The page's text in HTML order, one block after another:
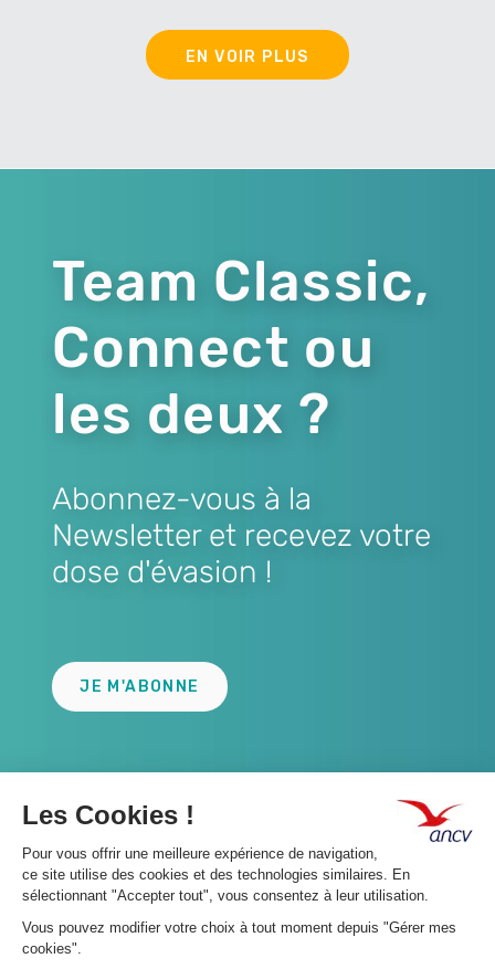
EN VOIR PLUS
Team Classic,
Connect ou
les deux ?
Abonnez-vous à la
Newsletter et recevez votre
dose d'évasion !
JE M'ABONNE
A propos 👇